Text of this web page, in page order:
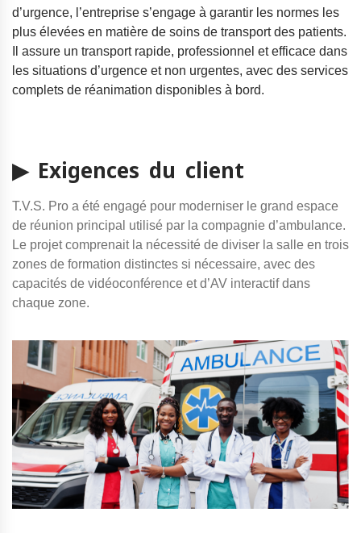
d’urgence, l’entreprise s’engage à garantir les normes les
plus élevées en matière de soins de transport des patients.
Il assure un transport rapide, professionnel et efficace dans
les situations d’urgence et non urgentes, avec des services
complets de réanimation disponibles à bord.
▶ Exigences du client
T.V.S. Pro a été engagé pour moderniser le grand espace
de réunion principal utilisé par la compagnie d’ambulance.
Le projet comprenait la nécessité de diviser la salle en trois
zones de formation distinctes si nécessaire, avec des
capacités de vidéoconférence et d’AV interactif dans
chaque zone.